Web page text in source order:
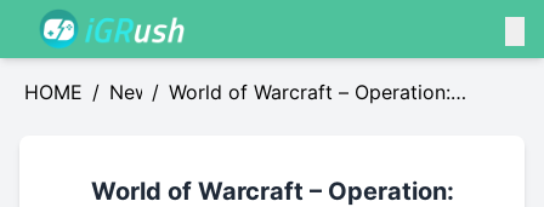
HOME / News
/ World of Warcraft – Operation:
World of Warcraft – Operation: